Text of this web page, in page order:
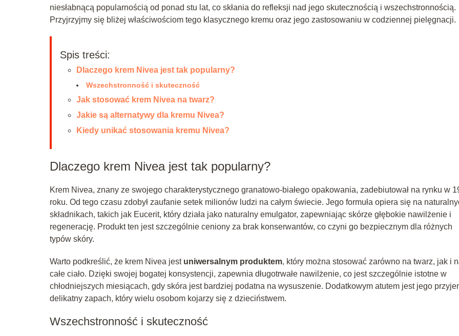
niesłabnącą popularnością od ponad stu lat, co skłania do refleksji nad jego skutecznością i wszechstronnością.
Przyjrzyjmy się bliżej właściwościom tego klasycznego kremu oraz jego zastosowaniu w codziennej pielęgnacji.
Spis treści:
Dlaczego krem Nivea jest tak popularny?
Wszechstronność i skuteczność
Jak stosować krem Nivea na twarz?
Jakie są alternatywy dla kremu Nivea?
Kiedy unikać stosowania kremu Nivea?
Dlaczego krem Nivea jest tak popularny?
Krem Nivea, znany ze swojego charakterystycznego granatowo-białego opakowania, zadebiutował na rynku w
roku. Od tego czasu zdobył zaufanie setek milionów ludzi na całym świecie. Jego formuła opiera się na
składnikach, takich jak Eucerit, który działa jako naturalny emulgator, zapewniając skórze głębokie nawilżenie i
regenerację. Produkt ten jest szczególnie ceniony za brak konserwantów, co czyni go bezpiecznym dla różnych
typów skóry.
Warto podkreślić, że krem Nivea jest uniwersalnym produktem, który można stosować zarówno na twarz, jak i
całe ciało. Dzięki swojej bogatej konsystencji, zapewnia długotrwałe nawilżenie, co jest szczególnie istotne w
chłodniejszych miesiącach, gdy skóra jest bardziej podatna na wysuszenie. Dodatkowym atutem jest jego
delikatny zapach, który wielu osobom kojarzy się z dzieciństwem.
Wszechstronność i skuteczność